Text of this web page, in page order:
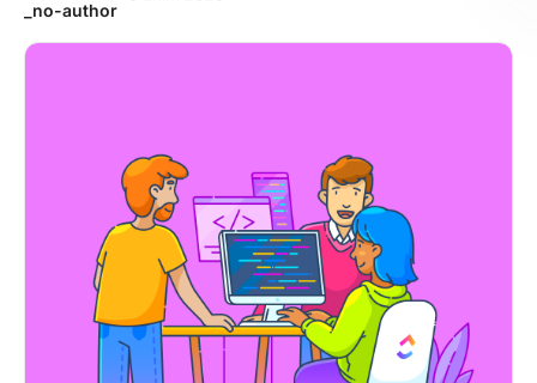
_no-author